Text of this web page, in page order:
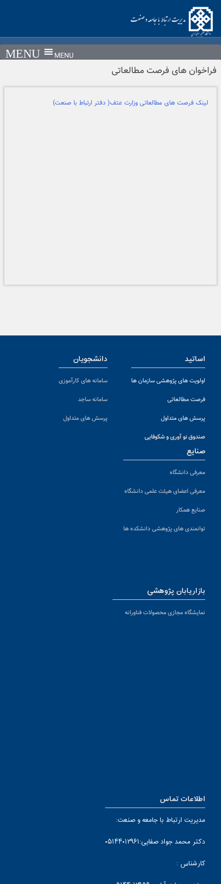
content
MENU
فراخوان های فرصت مطالعاتی
لینک فرصت های مطالعاتی وزارت عتف( دفتر ارتباط با صنعت)
اساتید
اولویت های پژوهشی سازمان ها
فرصت مطالعاتی
پرسش های متداول
صندوق نو آوری و شکوفایی
دانشجویان
سامانه های کارآموزی
سامانه ساجد
پرسش های متداول
صنایع
معرفی دانشگاه
معرفی اعضای هیئت علمی دانشگاه
صنایع همکار
توانمندی های پژوهشی دانشکده ها
بازاریابان پژوهشی
نمایشگاه مجازی محصولات فناورانه
اطلاعات تماس
مدیریت ارتباط با جامعه و صنعت:
دکتر محمد جواد صفایی:۰۵۱۴۴۰۱۲۹۶۱
کارشناس :